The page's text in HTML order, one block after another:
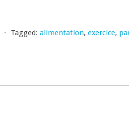
⋅ Tagged: alimentation, exercice,